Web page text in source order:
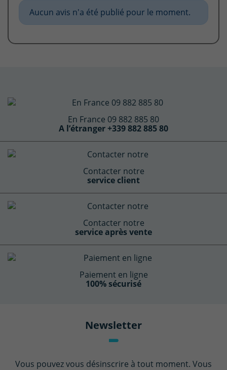
Aucun avis n'a été publié pour le moment.
En France 09 882 885 80
A l’étranger +339 882 885 80
Contacter notre
service client
Contacter notre
service après vente
Paiement en ligne
100% sécurisé
Newsletter
Vous pouvez vous désinscrire à tout moment. Vous